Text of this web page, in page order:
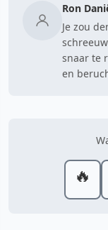
Ron
Je zou
snaar te
en
🔥